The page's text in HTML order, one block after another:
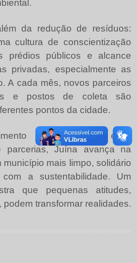
da redução de resíduos:
cultura de conscientização
prédios públicos e alcance
privadas, especialmente as
A cada mês, novos parceiros
e postos de coleta são
pontos da cidade.
da população e o
parcerias, Juína avança na
município mais limpo, solidário
a sustentabilidade. Um
que pequenas atitudes,
transformar realidades.